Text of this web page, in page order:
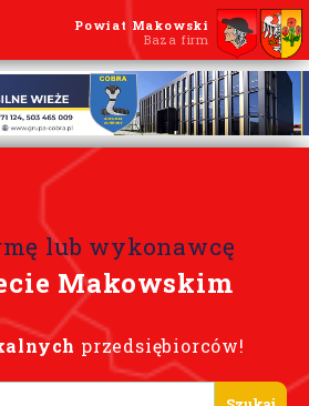
Powiat Makowski
Baza firm
lub wykonawcę
Makowskim
przedsiębiorców!